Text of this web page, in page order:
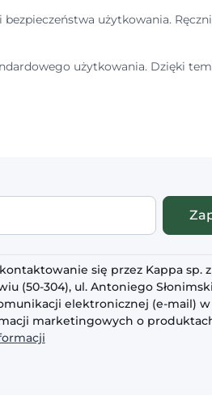
użytkowania.
użytkowania. Dzięki
się przez Kappa sp. z
(50-304), ul. Antoniego
elektronicznej (e-mail)
marketingowych o